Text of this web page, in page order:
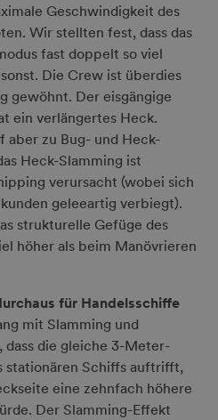
Geschwindigkeit des
Wir stellten fest, dass das
fast doppelt so viel
Die Crew ist überdies
gewöhnt. Der eisgängige
ein verlängertes Heck.
aber zu Bug- und Heck-
Heck-Slamming ist
verursacht (wobei sich
geleeartig verbiegt).
strukturelle Gefüge des
höher als beim Manövrieren
für Handelsschiffe
mit Slamming und
dass die gleiche 3-Meter-
stationären Schiffs auftrifft,
eine zehnfach höhere
Der Slamming-Effekt